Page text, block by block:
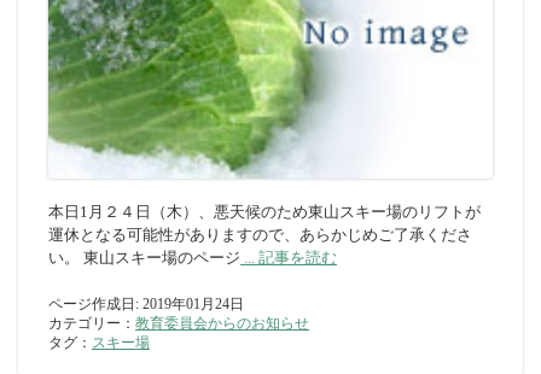
本日1月２４日（木）、悪天候のため東山スキー場のリフトが
運休となる可能性がありますので、あらかじめご了承くださ
い。 東山スキー場のページ ... 記事を読む
ページ作成日: 2019年01月24日
カテゴリー： 教育委員会からのお知らせ
タグ： スキー場